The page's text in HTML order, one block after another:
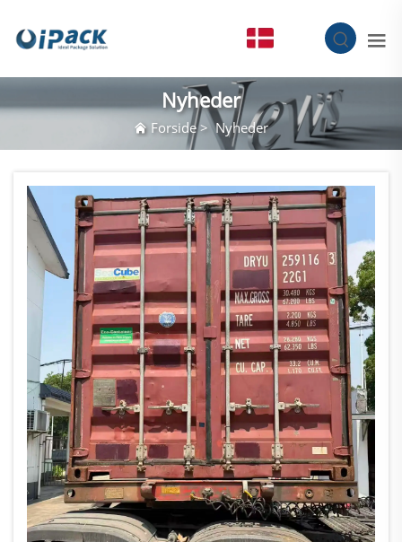
Nyheder
Forside>Nyheder